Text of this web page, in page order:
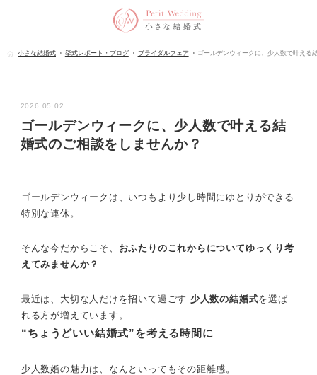
小さな結婚式 挙式レポート・ブログ ブライダルフェア ゴールデンウィークに、少人数で叶える
2026.05.02
ゴールデンウィークに、少人数で叶える結
婚式のご相談をしませんか？
ゴールデンウィークは、いつもより少し時間にゆとりができる
特別な連休。
そんな今だからこそ、 おふたりのこれからについてゆっくり考
えてみませんか？
最近は、大切な人だけを招いて過ごす 少人数の結婚式を選ば
れる方が増えています。
“ちょうどいい結婚式”を考える時間に
少人数婚の魅力は、なんといってもその距離感。